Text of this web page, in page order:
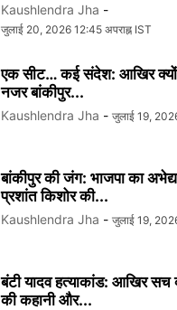
Kaushlendra Jha -
जुलाई 20, 2026 12:45 अपराह्न IST
एक सीट… कई संदेश: आखिर क्यों
नजर बांकीपुर...
Kaushlendra Jha - जुलाई 19,
बांकीपुर की जंग: भाजपा का
प्रशांत किशोर की...
Kaushlendra Jha - जुलाई 19, 2026
बंटी यादव हत्याकांड: आखिर सच
की कहानी और...